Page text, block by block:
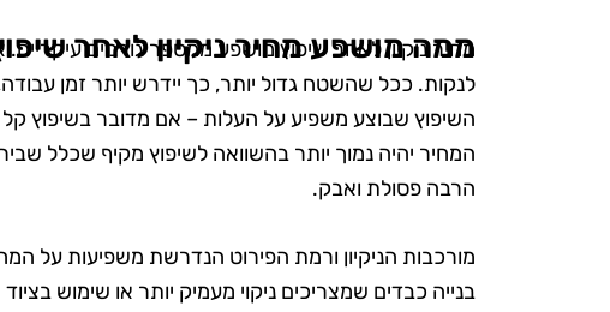
ממה מושפע מחיר ניקיון לאחר
מחיר ניקיון לאחר שיפוץ מושפע ממספר גורמים
לנקות. ככל שהשטח גדול יותר, כך יידרש יותר זמן
השיפוץ שבוצע משפיע על העלות – אם מדובר בשיפוץ קל
המחיר יהיה נמוך יותר בהשוואה לשיפוץ מקיף שכלל
הרבה פסולת ואבק.
מורכבות הניקיון ורמת הפירוט הנדרשת משפיעות על
בנייה כבדים שמצריכים ניקוי מעמיק יותר או שימוש